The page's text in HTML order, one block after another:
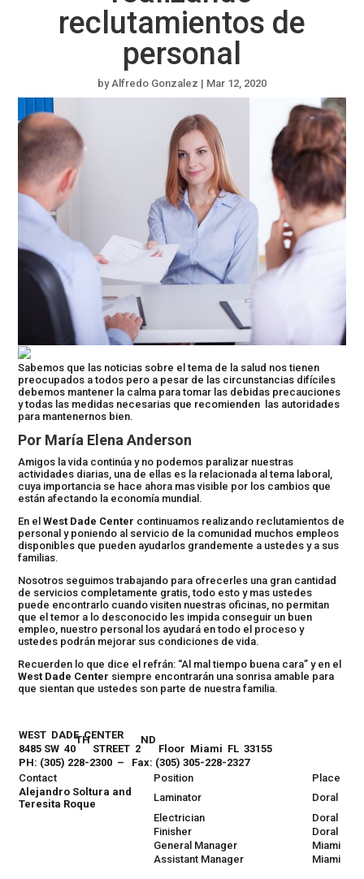
reclutamientos de
personal
by Alfredo Gonzalez | Mar 12, 2020
Sabemos que las noticias sobre el tema de la salud nos tienen
preocupados a todos pero a pesar de las circunstancias difíciles
debemos mantener la calma para tomar las debidas precauciones
y todas las medidas necesarias que recomienden las autoridades
para mantenernos bien.
Por María Elena Anderson
Amigos la vida continúa y no podemos paralizar nuestras
actividades diarias, una de ellas es la relacionada al tema laboral,
cuya importancia se hace ahora mas visible por los cambios que
están afectando la economía mundial.
En elWest Dade Center continuamos realizando reclutamientos de
personal y poniendo al servicio de la comunidad muchos empleos
disponibles que pueden ayudarlos grandemente a ustedes y a sus
familias.
Nosotros seguimos trabajando para ofrecerles una gran cantidad
de servicios completamente gratis, todo esto y mas ustedes
puede encontrarlo cuando visiten nuestras oficinas, no permitan
que el temor a lo desconocido les impida conseguir un buen
empleo, nuestro personal los ayudará en todo el proceso y
ustedes podrán mejorar sus condiciones de vida.
Recuerden lo que dice el refrán: “Al mal tiempo buena cara” y en el
West Dade Center siempre encontrarán una sonrisa amable para
que sientan que ustedes son parte de nuestra familia.
WEST DADE CENTER
8485 SW 40
TH
STREET 2
ND
Floor Miami FL 33155
PH: (305) 228-2300 – Fax: (305) 305-228-2327
Contact
Position
Place
Alejandro Soltura and
Teresita Roque
Laminator
Doral
Electrician
Doral
Finisher
Doral
General Manager
Miami
Assistant Manager
Miami